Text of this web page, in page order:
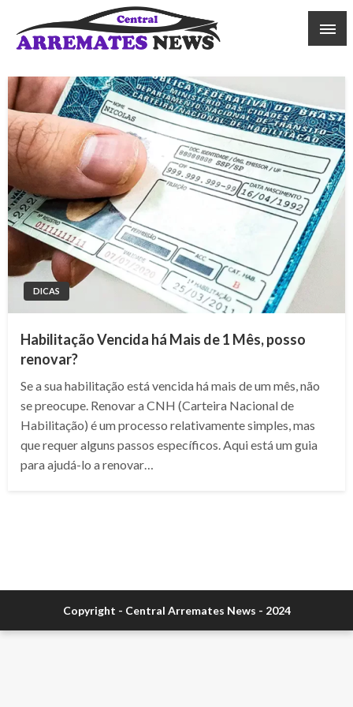
content
DICAS
Habilitação Vencida há Mais de 1 Mês, posso
renovar?
Se a sua habilitação está vencida há mais de um mês, não
se preocupe. Renovar a CNH (Carteira Nacional de
Habilitação) é um processo relativamente simples, mas
que requer alguns passos específicos. Aqui está um guia
para ajudá-lo a renovar…
Copyright - Central Arremates News - 2024